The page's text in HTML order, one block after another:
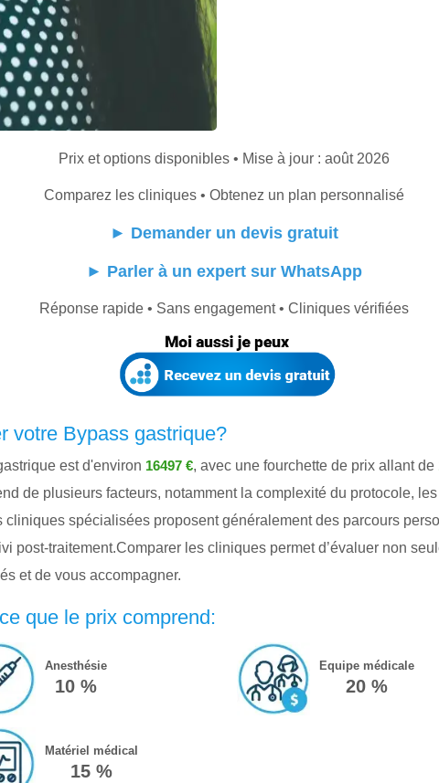
Prix et options disponibles • Mise à jour : août 2026
Comparez les cliniques • Obtenez un plan personnalisé
► Demander un devis gratuit
► Parler à un expert sur WhatsApp
Réponse rapide • Sans engagement • Cliniques vérifiées
votre Bypass gastrique?
est d'environ 16497 €, avec une fourchette de prix allant de
de plusieurs facteurs, notamment la complexité du protocole,
cliniques spécialisées proposent généralement des parcours
post-traitement.Comparer les cliniques permet d’évaluer non
et de vous accompagner.
que le prix comprend:
Anesthésie
10 %
Equipe médicale
20 %
Matériel médical
15 %